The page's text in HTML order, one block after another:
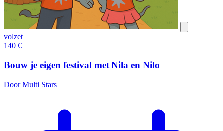
volzet
140 €
Bouw je eigen festival met Nila en Nilo
Door Multi Stars